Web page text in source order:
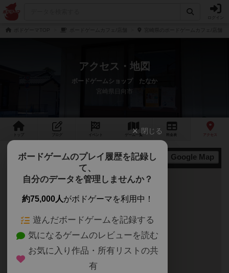
ログイン
アクセス・地図
ボードゲームショップ たなか
宮崎県日向市
ブログ イベント ゲーム 一覧 料金 表 アクセス
地図 Google Map
閉じる
ボードゲームのプレイ履歴を記録し
て、
自分のデータを管理しませんか？
約75,000人がボドゲーマを利用中！
遊んだボードゲームを記録する
気になるゲームのレビューを読む
お気に入り作品・所有リストの共
有